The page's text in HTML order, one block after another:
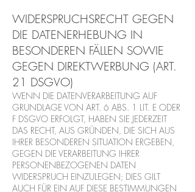
WIDERSPRUCHSRECHT GEGEN
DIE DATENERHEBUNG IN
BESONDEREN FÄLLEN SOWIE
GEGEN DIREKTWERBUNG (ART.
21 DSGVO)
WENN DIE DATENVERARBEITUNG AUF
GRUNDLAGE VON ART. 6 ABS. 1 LIT. E ODER
F DSGVO ERFOLGT, HABEN SIE JEDERZEIT
DAS RECHT, AUS GRÜNDEN, DIE SICH AUS
IHRER BESONDEREN SITUATION ERGEBEN,
GEGEN DIE VERARBEITUNG IHRER
PERSONENBEZOGENEN DATEN
WIDERSPRUCH EINZULEGEN; DIES GILT
AUCH FÜR EIN AUF DIESE BESTIMMUNGEN